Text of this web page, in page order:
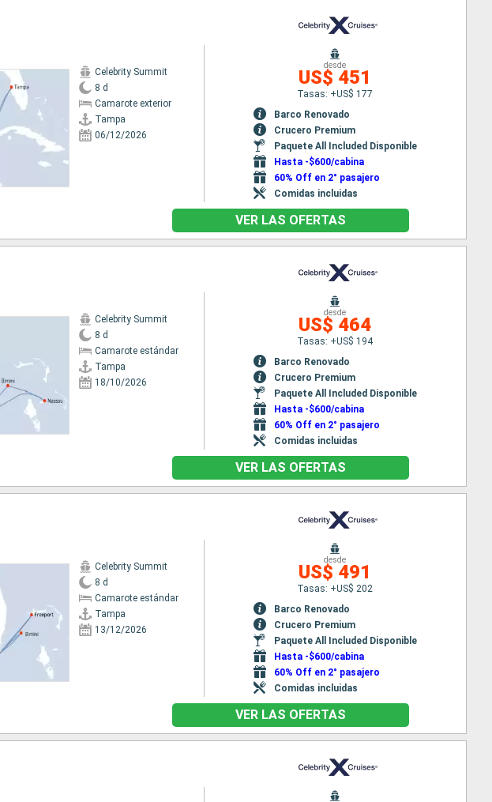
Celebrity Summit
8 d
Camarote exterior
Tampa
06/12/2026
desde
US$ 451
Tasas: +US$ 177
Barco Renovado
Crucero Premium
Paquete All Included Disponible
Hasta -$600/cabina
60% Off en 2° pasajero
Comidas incluidas
VER LAS OFERTAS
Celebrity Summit
8 d
Camarote estándar
Tampa
18/10/2026
desde
US$ 464
Tasas: +US$ 194
Barco Renovado
Crucero Premium
Paquete All Included Disponible
Hasta -$600/cabina
60% Off en 2° pasajero
Comidas incluidas
VER LAS OFERTAS
Celebrity Summit
8 d
Camarote estándar
Tampa
13/12/2026
desde
US$ 491
Tasas: +US$ 202
Barco Renovado
Crucero Premium
Paquete All Included Disponible
Hasta -$600/cabina
60% Off en 2° pasajero
Comidas incluidas
VER LAS OFERTAS